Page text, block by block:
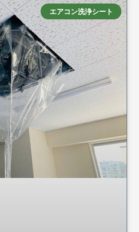
エアコン洗浄シート